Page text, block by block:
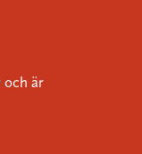
och är